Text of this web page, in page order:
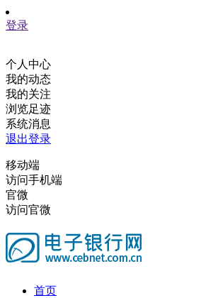
登录
个人中心
我的动态
我的关注
浏览足迹
系统消息
退出登录
移动端
访问手机端
官微
访问官微
首页